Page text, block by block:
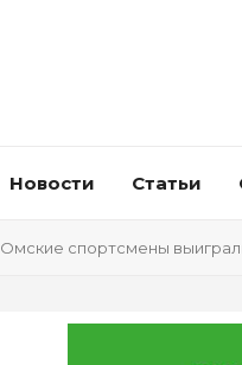
Новости Статьи
Омские спортсмены